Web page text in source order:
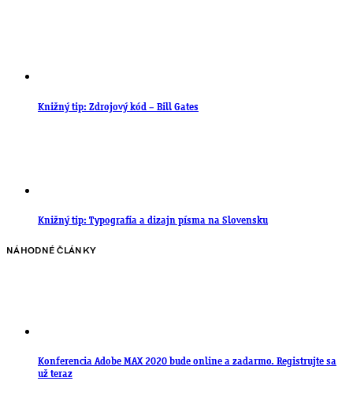
Knižný tip: Zdrojový kód – Bill Gates
Knižný tip: Typografia a dizajn písma na Slovensku
NÁHODNÉ ČLÁNKY
Konferencia Adobe MAX 2020 bude online a zadarmo. Registrujte sa
už teraz